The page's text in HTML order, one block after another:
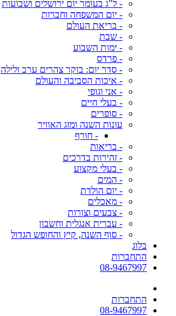
- ל"ג בעומר יום ירושלים ושבועות
- יום המשפחה וחברות
- בריאת העולם
- שבת
- ימות השבוע
- פרדס
- סדר יום: בוקר צהרים ערב ולילה
- איכות הסביבה והעולם
- אני וגופי
- בעלי חיים
- סופרים
עונות השנה ומזג האוויר
- חורף
- בריאות
- זהירות בדרכים
- בעלי מקצוע
- המים
- יום הולדת
- מאכלים
- צבעים וצורות
- עברית אנגלית וחשבון
- סוף השנה, קיץ והחופש הגדול
בלוג
התחברות
08-9467997
התחברות
08-9467997